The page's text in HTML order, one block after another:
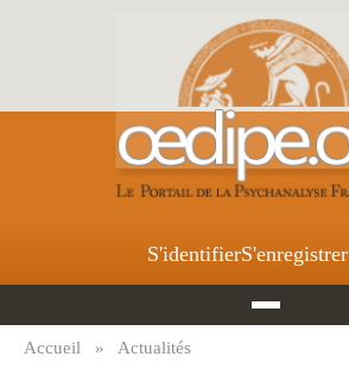
S'identifierS'enregistrer
Accueil Actualités